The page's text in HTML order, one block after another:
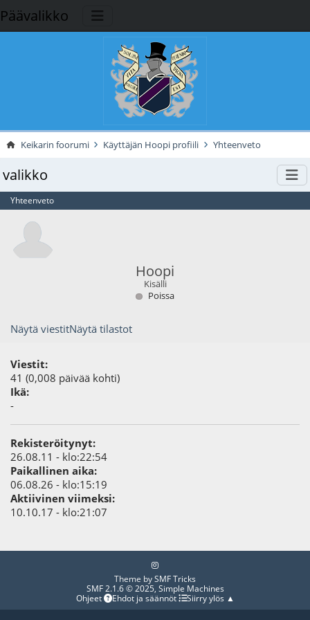
Päävalikko
Keikarin foorumi Käyttäjän Hoopi profiili Yhteenveto
valikko
Yhteenveto
Hoopi
Kisälli
Poissa
Näytä viestitNäytä tilastot
Viestit:
41 (0,008 päivää kohti)
Ikä:
-
Rekisteröitynyt:
26.08.11 - klo:22:54
Paikallinen aika:
06.08.26 - klo:15:19
Aktiivinen viimeksi:
10.10.17 - klo:21:07
Theme bySMF Tricks
SMF 2.1.6 © 2025, Simple Machines
Ohjeet
Ehdot ja säännöt Siirry ylös ▲